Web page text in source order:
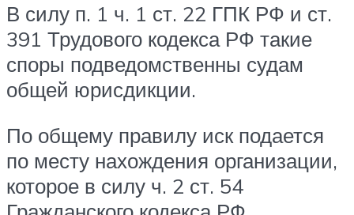
В силу п. 1 ч. 1 ст. 22 ГПК РФ и ст.
391 Трудового кодекса РФ такие
споры подведомственны судам
общей юрисдикции.
По общему правилу иск подается
по месту нахождения организации,
которое в силу ч. 2 ст. 54